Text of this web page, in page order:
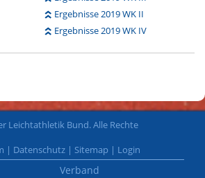
Ergebnisse 2019 WK II
Ergebnisse 2019 WK IV
Leichtathletik Bund. Alle Rechte
| Datenschutz | Sitemap | Login
Verband